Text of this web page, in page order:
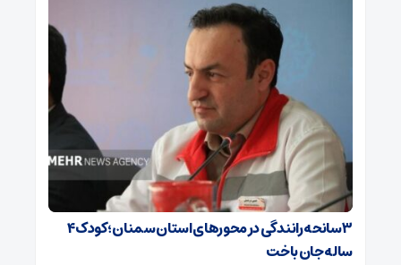
۳ سانحه رانندگی در محورهای استان سمنان؛ کودک ۴
ساله جان باخت